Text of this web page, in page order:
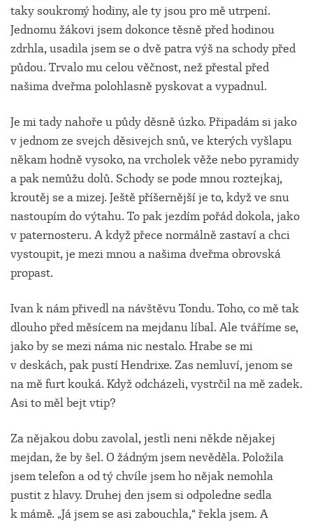
taky soukromý hodiny, ale ty jsou pro mě utrpení.
Jednomu žákovi jsem dokonce těsně před hodinou
zdrhla, usadila jsem se o dvě patra výš na schody před
půdou. Trvalo mu celou věčnost, než přestal před
našima dveřma polohlasně pyskovat a vypadnul.
Je mi tady nahoře u půdy děsně úzko. Připadám si jako
v jednom ze svejch děsivejch snů, ve kterých vyšlapu
někam hodně vysoko, na vrcholek věže nebo pyramidy
a pak nemůžu dolů. Schody se pode mnou roztejkaj,
kroutěj se a mizej. Ještě příšernější je to, když ve snu
nastoupím do výtahu. To pak jezdím pořád dokola, jako
v paternosteru. A když přece normálně zastaví a chci
vystoupit, je mezi mnou a našima dveřma obrovská
propast.
Ivan k nám přivedl na návštěvu Tondu. Toho, co mě tak
dlouho před měsícem na mejdanu líbal. Ale tváříme se,
jako by se mezi náma nic nestalo. Hrabe se mi
v deskách, pak pustí Hendrixe. Zas nemluví, jenom se
na mě furt kouká. Když odcházeli, vystrčil na mě zadek.
Asi to měl bejt vtip?
Za nějakou dobu zavolal, jestli neni někde nějakej
mejdan, že by šel. O žádným jsem nevěděla. Položila
jsem telefon a od tý chvíle jsem ho nějak nemohla
pustit z hlavy. Druhej den jsem si odpoledne sedla
k mámě. „Já jsem se asi zabouchla,“ řekla jsem. A